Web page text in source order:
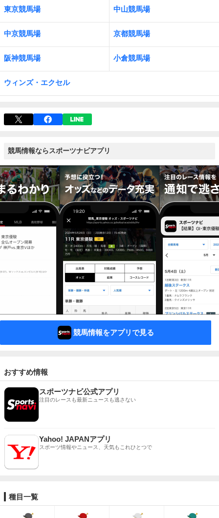
東京競馬場 中山競馬場
中京競馬場 京都競馬場
阪神競馬場 小倉競馬場
ウィンズ・エクセル
競馬情報ならスポーツナビアプリ
競馬情報をアプリで見る
おすすめ情報
スポーツナビ公式アプリ
注目のレースも最新ニュースも逃さない
Yahoo! JAPANアプリ
スポーツ情報やニュース、天気もこれひとつで
種目一覧